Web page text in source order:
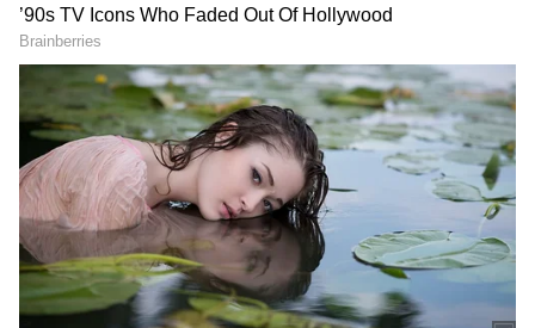
Salem Crime: இரண்டு
குழந்தைகளை பெற்றும்
அடங்காத 23 வயது
லலிதா.. அலறிய சேலம்..
நடந்தது என்ன?
Chennai Crime: ரயில்
நிலையத்தில் சூட்கேஸில்
தலையில்லாத சடலம்!
கணவனை துண்டு
துண்டாக வெட்டி
கொன்றது ஏன்? சிக்கிய
மனைவி பகீர்